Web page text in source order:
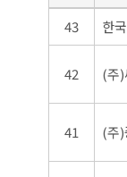
원
목
43
한
42 (주
41 (주